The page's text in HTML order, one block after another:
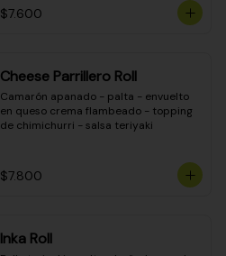
$7.600
Cheese Parrillero Roll
Camarón apanado - palta - envuelto
en queso crema flambeado - topping
de chimichurri - salsa teriyaki
$7.800
Inka Roll